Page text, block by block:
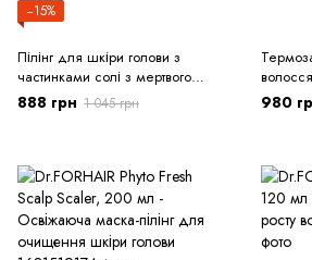
−15%
Пілінг для шкіри голови з
частинками солі з мертвого
моря Dr.FORHAIR Sea Salt Scaler
888 грн 1 045 грн
No-
980